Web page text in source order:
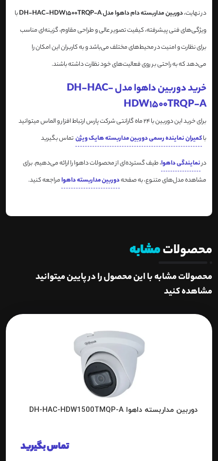
در نهایت،دوربین مداربسته دام داهوا مدل DH-HAC-HDW1500TRQP-A
با
ویژگی‌های فنی پیشرفته، کیفیت تصویر عالی و طراحی مقاوم، گزینه‌ای مناسب
برای نظارت و امنیت در محیط‌های مختلف می‌باشد و به کاربران این امکان را
می‌دهد که به راحتی بر روی فعالیت‌های خود نظارت داشته باشند.
خرید دوربین داهوا مدل DH-HAC-
HDW1500TRQP-A
برای خرید این دوربین با 24 ماه گارانتی شرکت پارس ارتباط افزار و الماس میتوانید
باکمیران نماینده رسمی دوربین مداربسته هایک ویژنتماس بگیرید
درنمایندگی داهوا، طیف گسترده‌ای از محصولات داهوا را ارائه می‌دهیم. برای
مشاهده مدل‌های متنوع، به صفحهدوربین مداربسته داهوامراجعه کنید.
محصولاتمشابه
محصولات مشابه با این محصول را در پایین میتوانید
مشاهده کنید
دوربین مداربسته داهوا DH-HAC-HDW1500TMQP-A
تماس بگیرید